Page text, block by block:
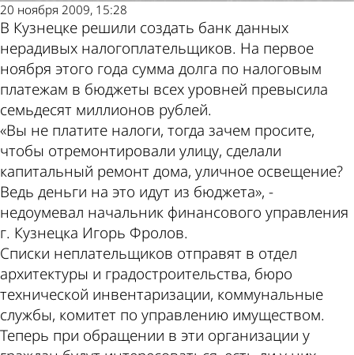
20 ноября 2009, 15:28
В Кузнецке решили создать банк данных
нерадивых налогоплательщиков. На первое
ноября этого года сумма долга по налоговым
платежам в бюджеты всех уровней превысила
семьдесят миллионов рублей.
«Вы не платите налоги, тогда зачем просите,
чтобы отремонтировали улицу, сделали
капитальный ремонт дома, уличное освещение?
Ведь деньги на это идут из бюджета», -
недоумевал начальник финансового управления
г. Кузнецка Игорь Фролов.
Списки неплательщиков отправят в отдел
архитектуры и градостроительства, бюро
технической инвентаризации, коммунальные
службы, комитет по управлению имуществом.
Теперь при обращении в эти организации у